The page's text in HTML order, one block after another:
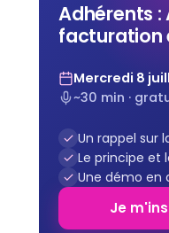
Adhérents :
facturation
Mercredi 8
~30 min ·
Un rappel sur
Le principe et
Une démo en
Je